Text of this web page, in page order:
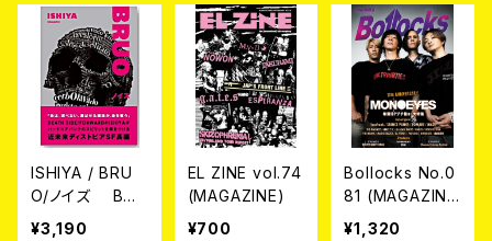
ISHIYA / BRU
O/ノイズ BO
OK
¥3,190
EL ZINE vol.74
(MAGAZINE)
¥700
Bollocks No.0
81 (MAGAZIN
E)
¥1,320